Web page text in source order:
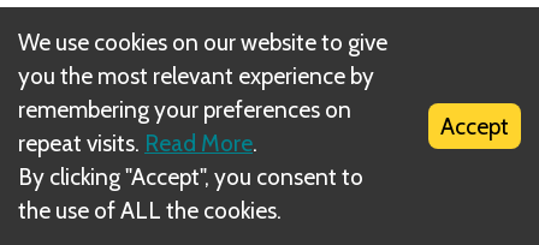
Viņiem jāizmet tik daudz kāršu, cik ir spēlētāju spēlē.
Ja spēlētājam ir mazāk kāršu nekā spēlētāju skaits
spēlē, viņš izmet visas savāktās kārtis.
Next
Spēles gaita.
We use cookies on our website to give
you the most relevant experience by
remembering your preferences on
repeat visits. Read More.
By clicking "Accept", you consent to
the use of ALL the cookies.
Accept